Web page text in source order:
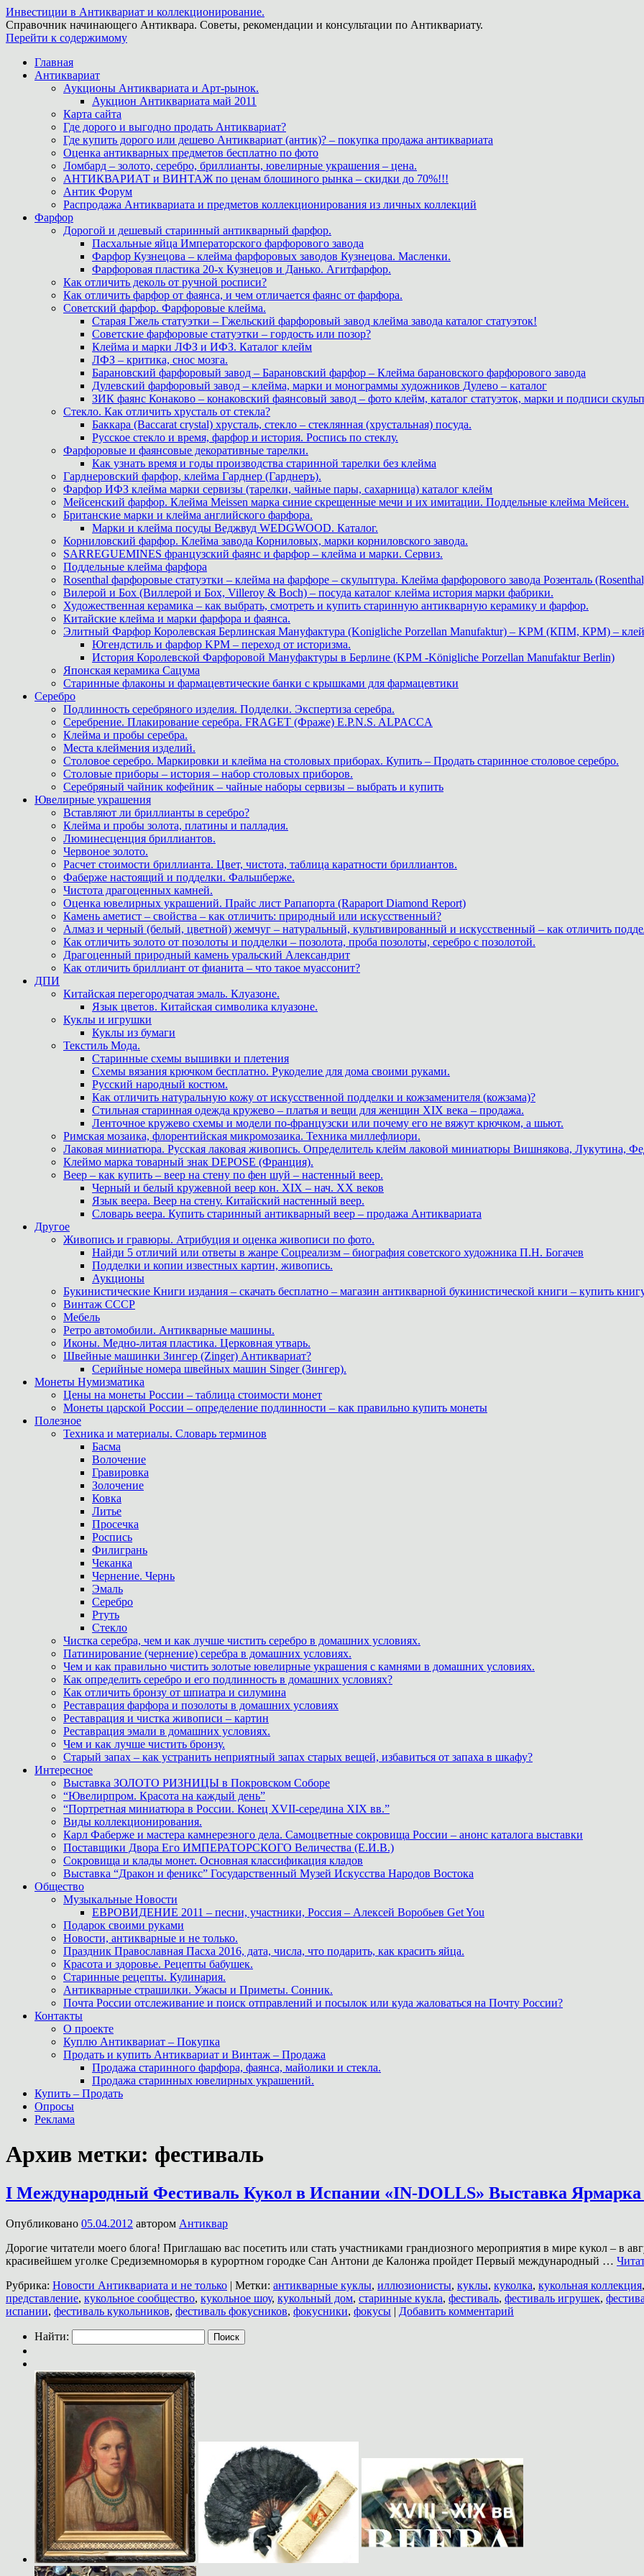
Инвестиции в Антиквариат и коллекционирование.
Справочник начинающего Антиквара. Советы, рекомендации и консультации по Антиквариату.
Перейти к содержимому
Главная
Антиквариат
Аукционы Антиквариата и Арт-рынок.
Аукцион Антиквариата май 2011
Карта сайта
Где дорого и выгодно продать Антиквариат?
Где купить дорого или дешево Антиквариат (антик)? – покупка продажа антиквариата
Оценка антикварных предметов бесплатно по фото
Ломбард – золото, серебро, бриллианты, ювелирные украшения – цена.
АНТИКВАРИАТ и ВИНТАЖ по ценам блошиного рынка – скидки до 70%!!!
Антик Форум
Распродажа Антиквариата и предметов коллекционирования из личных коллекций
Фарфор
Дорогой и дешевый старинный антикварный фарфор.
Пасхальные яйца Императорского фарфорового завода
Фарфор Кузнецова – клейма фарфоровых заводов Кузнецова. Масленки.
Фарфоровая пластика 20-х Кузнецов и Данько. Агитфарфор.
Как отличить деколь от ручной росписи?
Как отличить фарфор от фаянса, и чем отличается фаянс от фарфора.
Советский фарфор. Фарфоровые клейма.
Старая Гжель статуэтки – Гжельский фарфоровый завод клейма завода каталог статуэток!
Советские фарфоровые статуэтки – гордость или позор?
Клейма и марки ЛФЗ и ИФЗ. Каталог клейм
ЛФЗ – критика, снос мозга.
Барановский фарфоровый завод – Барановский фарфор – Клейма барановского фарфорового завода
Дулевский фарфоровый завод – клейма, марки и монограммы художников Дулево – каталог
ЗИК фаянс Конаково – конаковский фаянсовый завод – фото клейм, каталог статуэток, марки и подписи
Стекло. Как отличить хрусталь от стекла?
Баккара (Baccarat crystal) хрусталь, стекло – стеклянная (хрустальная) посуда.
Русское стекло и время, фарфор и история. Роспись по стеклу.
Фарфоровые и фаянсовые декоративные тарелки.
Как узнать время и годы производства старинной тарелки без клейма
Гарднеровский фарфор, клейма Гарднер (Гарднеръ).
Фарфор ИФЗ клейма марки сервизы (тарелки, чайные пары, сахарница) каталог клейм
Мейсенский фарфор. Клейма Meissen марка синие скрещенные мечи и их имитации. Поддельные клейма Мейсен.
Британские марки и клейма английского фарфора.
Марки и клейма посуды Веджвуд WEDGWOOD. Каталог.
Корниловский фарфор. Клейма завода Корниловых, марки корниловского завода.
SARREGUEMINES французский фаянс и фарфор – клейма и марки. Сервиз.
Поддельные клейма фарфора
Rosenthal фарфоровые статуэтки – клейма на фарфоре – скульптура. Клейма фарфорового завода Розенталь
Вилерой и Бох (Виллерой и Бох, Villeroy & Boch) – посуда каталог клейма история марки фабрики.
Художественная керамика – как выбрать, смотреть и купить старинную антикварную керамику и фарфор.
Китайские клейма и марки фарфора и фаянса.
Элитный Фарфор Королевская Берлинская Мануфактура (Konigliche Porzellan Manufaktur) – KPM (КПМ, КРМ) –
Югендстиль и фарфор KPM – переход от историзма.
История Королевской Фарфоровой Мануфактуры в Берлине (KPM -Königliche Porzellan Manufaktur Berlin)
Японская керамика Сацума
Старинные флаконы и фармацевтические банки с крышками для фармацевтики
Серебро
Подлинность серебряного изделия. Подделки. Экспертиза серебра.
Серебрение. Плакирование серебра. FRAGET (Фраже) E.P.N.S. ALPACCA
Клейма и пробы серебра.
Места клеймения изделий.
Столовое серебро. Маркировки и клейма на столовых приборах. Купить – Продать старинное столовое серебро.
Столовые приборы – история – набор столовых приборов.
Серебряный чайник кофейник – чайные наборы сервизы – выбрать и купить
Ювелирные украшения
Вставляют ли бриллианты в серебро?
Клейма и пробы золота, платины и палладия.
Люминесценция бриллиантов.
Червоное золото.
Расчет стоимости бриллианта. Цвет, чистота, таблица каратности бриллиантов.
Фаберже настоящий и подделки. Фальшберже.
Чистота драгоценных камней.
Оценка ювелирных украшений. Прайс лист Рапапорта (Rapaport Diamond Report)
Камень аметист – свойства – как отличить: природный или искусственный?
Алмаз и черный (белый, цветной) жемчуг – натуральный, культивированный и искусственный – как отличить
Как отличить золото от позолоты и подделки – позолота, проба позолоты, серебро с позолотой.
Драгоценный природный камень уральский Александрит
Как отличить бриллиант от фианита – что такое муассонит?
ДПИ
Китайская перегородчатая эмаль. Клуазоне.
Язык цветов. Китайская символика клуазоне.
Куклы и игрушки
Куклы из бумаги
Текстиль Мода.
Старинные схемы вышивки и плетения
Схемы вязания крючком бесплатно. Рукоделие для дома своими руками.
Русский народный костюм.
Как отличить натуральную кожу от искусственной подделки и кожзаменителя (кожзама)?
Стильная старинная одежда кружево – платья и вещи для женщин XIX века – продажа.
Ленточное кружево схемы и модели по-французски или почему его не вяжут крючком, а шьют.
Римская мозаика, флорентийская микромозаика. Техника миллефлиори.
Лаковая миниатюра. Русская лаковая живопись. Определитель клейм лаковой миниатюры Вишнякова, Лукутина,
Клеймо марка товарный знак DEPOSE (Франция).
Веер – как купить – веер на стену по фен шуй – настенный веер.
Черный и белый кружевной веер кон. XIX – нач. XX веков
Язык веера. Веер на стену. Китайский настенный веер.
Словарь веера. Купить старинный антикварный веер – продажа Антиквариата
Другое
Живопись и гравюры. Атрибуция и оценка живописи по фото.
Найди 5 отличий или ответы в жанре Соцреализм – биография советского художника П.Н. Богачев
Подделки и копии известных картин, живопись.
Аукционы
Букинистические Книги издания – скачать бесплатно – магазин антикварной букинистической книги – купить
Винтаж СССР
Мебель
Ретро автомобили. Антикварные машины.
Иконы. Медно-литая пластика. Церковная утварь.
Швейные машинки Зингер (Zinger) Антиквариат?
Серийные номера швейных машин Singer (Зингер).
Монеты Нумизматика
Цены на монеты России – таблица стоимости монет
Монеты царской России – определение подлинности – как правильно купить монеты
Полезное
Техника и материалы. Словарь терминов
Басма
Волочение
Гравировка
Золочение
Ковка
Литье
Просечка
Роспись
Филигрань
Чеканка
Чернение. Чернь
Эмаль
Серебро
Ртуть
Стекло
Чистка серебра, чем и как лучше чистить серебро в домашних условиях.
Патинирование (чернение) серебра в домашних условиях.
Чем и как правильно чистить золотые ювелирные украшения с камнями в домашних условиях.
Как определить серебро и его подлинность в домашних условиях?
Как отличить бронзу от шпиатра и силумина
Реставрация фарфора и позолоты в домашних условиях
Реставрация и чистка живописи – картин
Реставрация эмали в домашних условиях.
Чем и как лучше чистить бронзу.
Старый запах – как устранить неприятный запах старых вещей, избавиться от запаха в шкафу?
Интересное
Выставка ЗОЛОТО РИЗНИЦЫ в Покровском Соборе
“Ювелирпром. Красота на каждый день”
“Портретная миниатюра в России. Конец XVII-середина XIX вв.”
Виды коллекционирования.
Карл Фаберже и мастера камнерезного дела. Самоцветные сокровища России – анонс каталога выставки
Поставщики Двора Его ИМПЕРАТОРСКОГО Величества (Е.И.В.)
Сокровища и клады монет. Основная классификация кладов
Выставка “Дракон и феникс” Государственный Музей Искусства Народов Востока
Общество
Музыкальные Новости
ЕВРОВИДЕНИЕ 2011 – песни, участники, Россия – Алексей Воробьев Get You
Подарок своими руками
Новости, антикварные и не только.
Праздник Православная Пасха 2016, дата, числа, что подарить, как красить яйца.
Красота и здоровье. Рецепты бабушек.
Старинные рецепты. Кулинария.
Антикварные страшилки. Ужасы и Приметы. Сонник.
Почта России отслеживание и поиск отправлений и посылок или куда жаловаться на Почту России?
Контакты
О проекте
Куплю Антиквариат – Покупка
Продать и купить Антиквариат и Винтаж – Продажа
Продажа старинного фарфора, фаянса, майолики и стекла.
Продажа старинных ювелирных украшений.
Купить – Продать
Опросы
Реклама
Архив метки: фестиваль
I Международный Фестиваль Кукол в Испании «IN-DOLLS» Выставка Ярмарка
Опубликовано 05.04.2012 автором Антиквар
Дорогие читатели моего блога! Приглашаю вас посетить или стать участниками грандиозного мероприятия в мире кукол – в
красивейшем уголке Средиземноморья в курортном городке Сан Антони де Калонжа пройдет Первый международный …
Рубрика: Новости Антиквариата и не только | Метки: антикварные куклы, иллюзионисты, куклы, куколка, кукольная коллекция,
представление, кукольное сообщество, кукольное шоу, кукольный дом, старинные кукла, фестиваль, фестиваль игрушек,
испании, фестиваль кукольников, фестиваль фокусников, фокусники, фокусы | Добавить комментарий
Найти: